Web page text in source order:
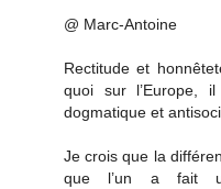
@ Marc-Antoine
Rectitude et
quoi sur l’Europe,
dogmatique et
Je crois que la
que l’un a fait